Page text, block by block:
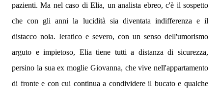
pazienti. Ma nel caso di Elia, un analista ebreo, c'è il sospetto
che con gli anni la lucidità sia diventata indifferenza e il
distacco noia. Ieratico e severo, con un senso dell'umorismo
arguto e impietoso, Elia tiene tutti a distanza di sicurezza,
persino la sua ex moglie Giovanna, che vive nell'appartamento
di fronte e con cui continua a condividere il bucato e qualche